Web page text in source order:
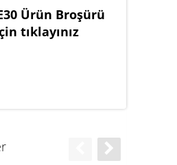
Ürün Broşürü
tıklayınız